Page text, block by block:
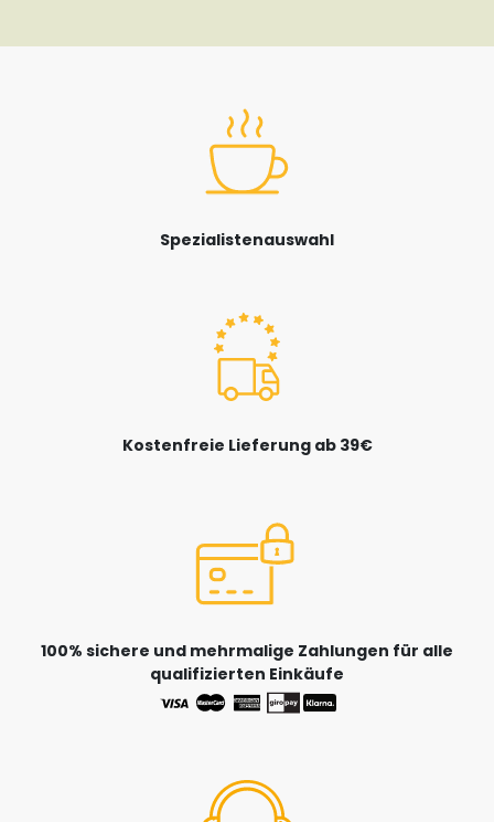
Spezialistenauswahl
Kostenfreie Lieferung ab 39€
100% sichere und mehrmalige Zahlungen für alle
qualifizierten Einkäufe